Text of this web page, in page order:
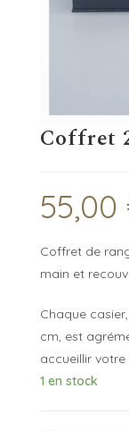
Coffret
55,00
Coffret de
main et
Chaque
cm, est
accueillir
1 en stock